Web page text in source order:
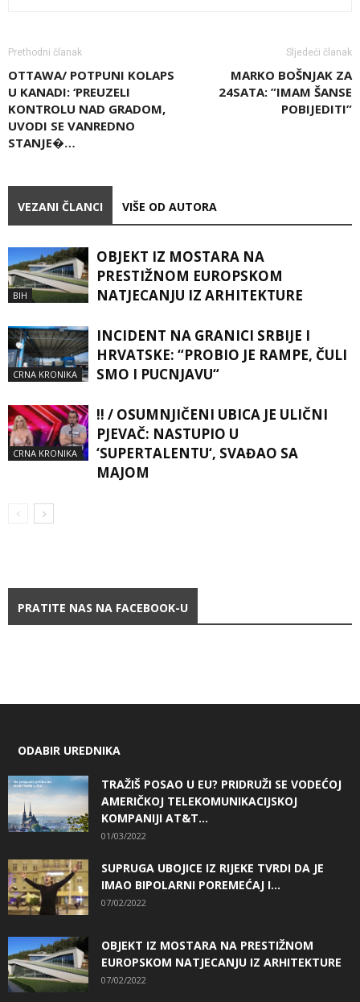
Prethodni članak
OTTAWA/ POTPUNI KOLAPS
U KANADI: ‘PREUZELI
KONTROLU NAD GRADOM,
UVODI SE VANREDNO
STANJE�…
Sljedeći članak
MARKO BOŠNJAK ZA
24SATA: ”IMAM ŠANSE
POBIJEDITI”
VEZANI ČLANCI VIŠE OD AUTORA
BIH
OBJEKT IZ MOSTARA NA
PRESTIŽNOM EUROPSKOM
NATJECANJU IZ ARHITEKTURE
CRNA KRONIKA
INCIDENT NA GRANICI SRBIJE I
HRVATSKE: “PROBIO JE RAMPE, ČULI
SMO I PUCNJAVU“
CRNA KRONIKA
!! / OSUMNJIČENI UBICA JE ULIČNI
PJEVAČ: NASTUPIO U
‘SUPERTALENTU‘, SVAĐAO SA
MAJOM
PRATITE NAS NA FACEBOOK-U
ODABIR UREDNIKA
TRAŽIŠ POSAO U EU? PRIDRUŽI SE VODEĆOJ
AMERIČKOJ TELEKOMUNIKACIJSKOJ
KOMPANIJI AT&T...
01/03/2022
SUPRUGA UBOJICE IZ RIJEKE TVRDI DA JE
IMAO BIPOLARNI POREMEĆAJ I...
07/02/2022
OBJEKT IZ MOSTARA NA PRESTIŽNOM
EUROPSKOM NATJECANJU IZ ARHITEKTURE
07/02/2022